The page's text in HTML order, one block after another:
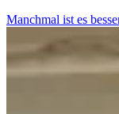
Manchmal ist es